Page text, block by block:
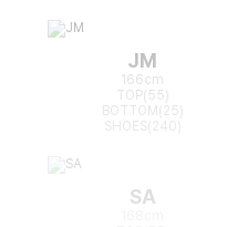
JM
166cm
TOP(55)
BOTTOM(25)
SA